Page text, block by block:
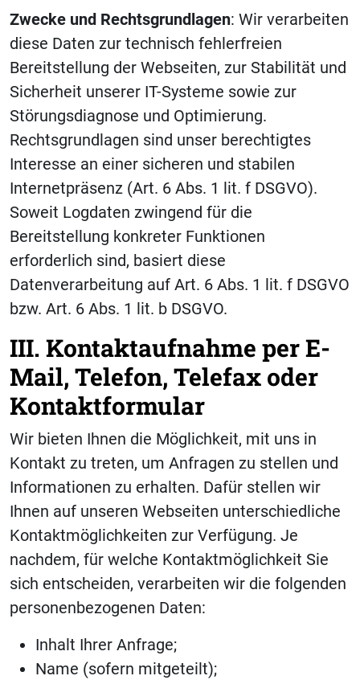
Zwecke und Rechtsgrundlagen: Wir verarbeiten
diese Daten zur technisch fehlerfreien
Bereitstellung der Webseiten, zur Stabilität und
Sicherheit unserer IT-Systeme sowie zur
Störungsdiagnose und Optimierung.
Rechtsgrundlagen sind unser berechtigtes
Interesse an einer sicheren und stabilen
Internetpräsenz (Art. 6 Abs. 1 lit. f DSGVO).
Soweit Logdaten zwingend für die
Bereitstellung konkreter Funktionen
erforderlich sind, basiert diese
Datenverarbeitung auf Art. 6 Abs. 1 lit. f DSGVO
bzw. Art. 6 Abs. 1 lit. b DSGVO.
III. Kontaktaufnahme per E-
Mail, Telefon, Telefax oder
Kontaktformular
Wir bieten Ihnen die Möglichkeit, mit uns in
Kontakt zu treten, um Anfragen zu stellen und
Informationen zu erhalten. Dafür stellen wir
Ihnen auf unseren Webseiten unterschiedliche
Kontaktmöglichkeiten zur Verfügung. Je
nachdem, für welche Kontaktmöglichkeit Sie
sich entscheiden, verarbeiten wir die folgenden
personenbezogenen Daten:
Inhalt Ihrer Anfrage;
Name (sofern mitgeteilt);